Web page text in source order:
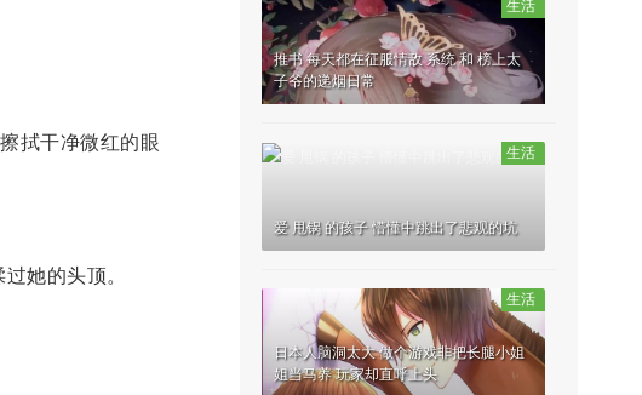
拭干净微红的眼
她的头顶。
生活
推书 每天都在征服情敌 系统 和 榜上太
子爷的递烟日常
生活
爱 甩锅 的孩子 懵懂中跳出了悲观的坑
生活
日本人脑洞太大 做个游戏非把长腿小姐
姐当马养 玩家却直呼上头